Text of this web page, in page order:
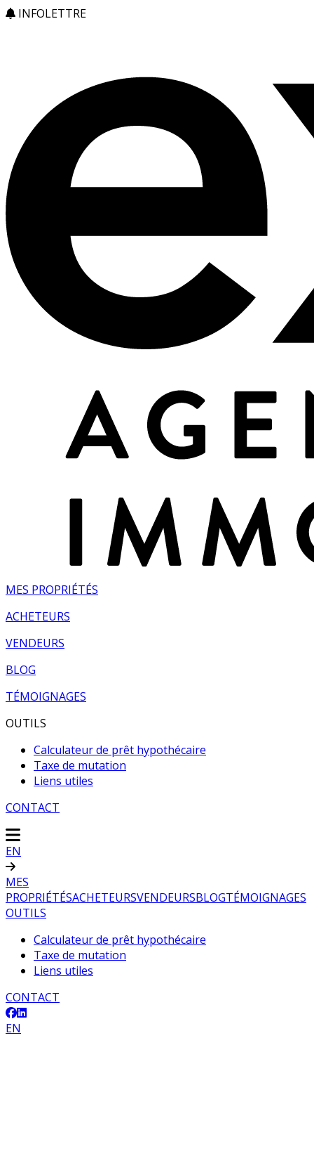
INFOLETTRE
MES PROPRIÉTÉS
ACHETEURS
VENDEURS
BLOG
TÉMOIGNAGES
OUTILS
Calculateur de prêt hypothécaire
Taxe de mutation
Liens utiles
CONTACT
EN
MES
PROPRIÉTÉSACHETEURSVENDEURSBLOGTÉMOIGNAGES
OUTILS
Calculateur de prêt hypothécaire
Taxe de mutation
Liens utiles
CONTACT
EN